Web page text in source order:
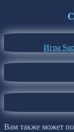
Игра
Вам также может